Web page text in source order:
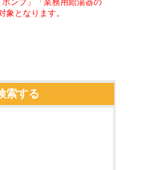
ンプ」「業務用給湯器の
となります。
索する